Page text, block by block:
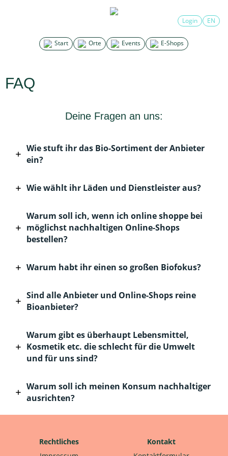
Start Orte Events E-Shops
Login EN
FAQ
Deine Fragen an uns:
Wie stuft ihr das Bio-Sortiment der Anbieter
ein?
Wie wählt ihr Läden und Dienstleister aus?
Warum soll ich, wenn ich online shoppe bei
möglichst nachhaltigen Online-Shops
bestellen?
Warum habt ihr einen so großen Biofokus?
Sind alle Anbieter und Online-Shops reine
Bioanbieter?
Warum gibt es überhaupt Lebensmittel,
Kosmetik etc. die schlecht für die Umwelt
und für uns sind?
Warum soll ich meinen Konsum nachhaltiger
ausrichten?
Rechtliches
Kontakt